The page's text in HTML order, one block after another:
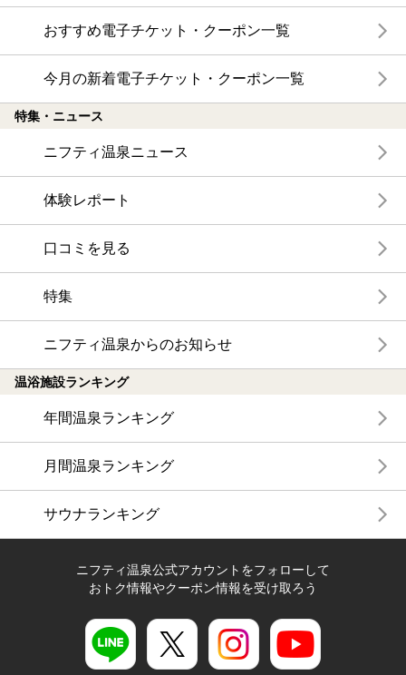
おすすめ電子チケット・クーポン一覧
今月の新着電子チケット・クーポン一覧
特集・ニュース
ニフティ温泉ニュース
体験レポート
口コミを見る
特集
ニフティ温泉からのお知らせ
温浴施設ランキング
年間温泉ランキング
月間温泉ランキング
サウナランキング
ニフティ温泉公式アカウントをフォローして
おトク情報やクーポン情報を受け取ろう